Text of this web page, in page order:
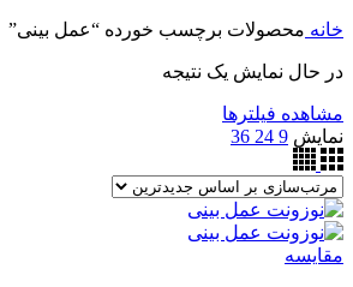
خانه محصولات برچسب خورده “عمل بینی”
در حال نمایش یک نتیجه
مشاهده فیلترها
نمایش 9
24
36
مقایسه